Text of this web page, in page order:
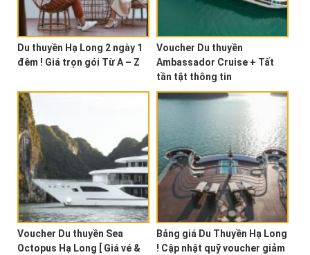
Du thuyền Hạ Long 2 ngày 1
đêm ! Giá trọn gói Từ A – Z
Voucher Du thuyền
Ambassador Cruise + Tất
tần tật thông tin
Voucher Du thuyền Sea
Octopus Hạ Long [ Giá vé &
Bảng giá Du Thuyền Hạ Long
! Cập nhật quỹ voucher giảm